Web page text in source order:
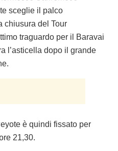
sceglie il palco
chiusura del Tour
traguardo per il Baravai
l’asticella dopo il grande
è quindi fissato per
21,30.